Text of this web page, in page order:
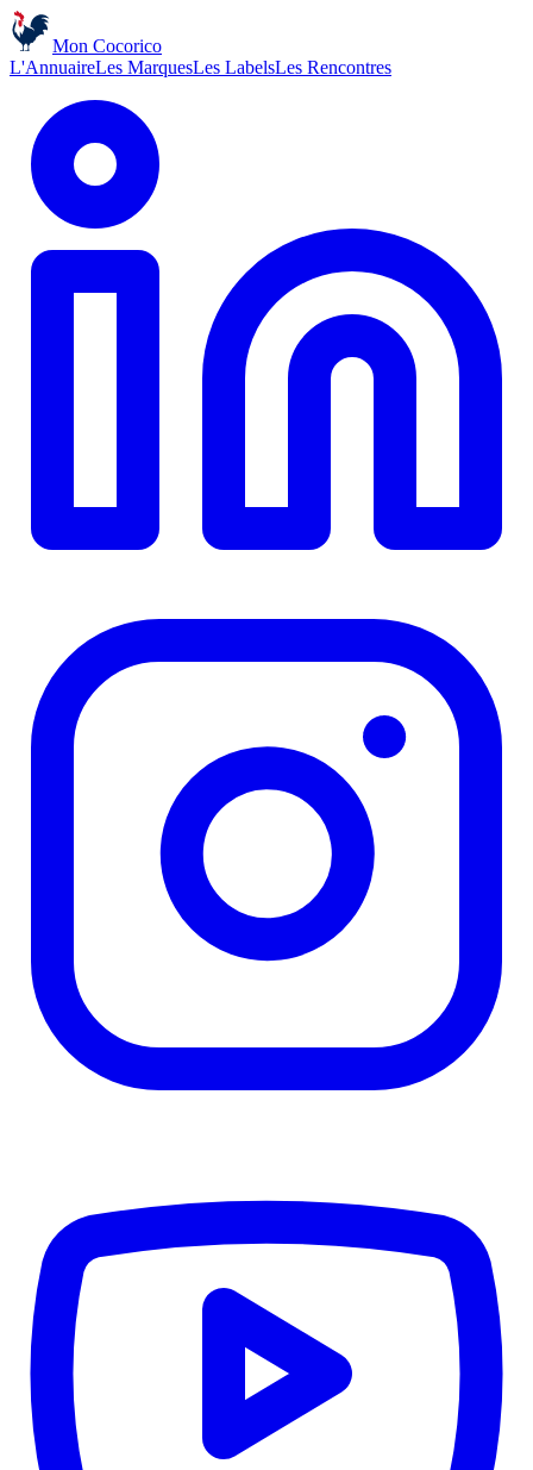
Mon Cocorico
L'AnnuaireLes MarquesLes LabelsLes Rencontres